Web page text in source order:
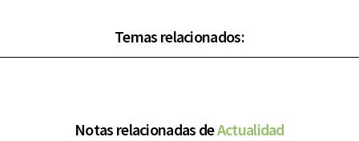
Temas relacionados:
Notas relacionadas deActualidad